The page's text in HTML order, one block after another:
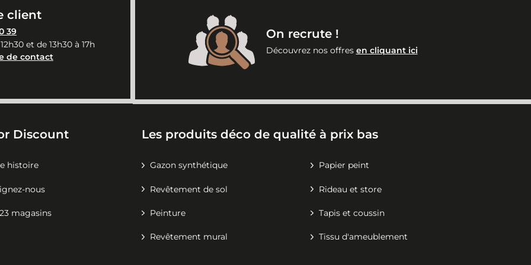
client
39
et de 13h30 à 17h
de contact
On recrute !
Découvrez nos offres en cliquant ici
Discount
histoire
nous
magasins
Les produits déco de qualité à prix bas
Gazon synthétique Papier peint
Revêtement de sol Rideau et store
Peinture Tapis et coussin
Revêtement mural Tissu d'ameublement